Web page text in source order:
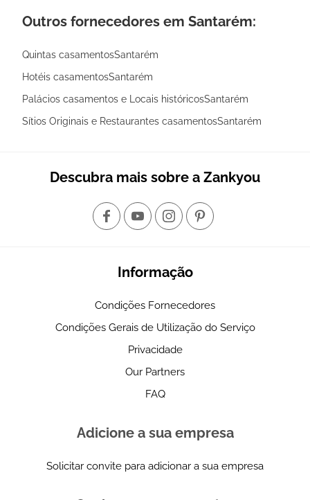
Outros fornecedores em Santarém:
Quintas casamentosSantarém
Hotéis casamentosSantarém
Palácios casamentos e Locais históricosSantarém
Sítios Originais e Restaurantes casamentosSantarém
Descubra mais sobre a Zankyou
Informação
Condições Fornecedores
Condições Gerais de Utilização do Serviço
Privacidade
Our Partners
FAQ
Adicione a sua empresa
Solicitar convite para adicionar a sua empresa